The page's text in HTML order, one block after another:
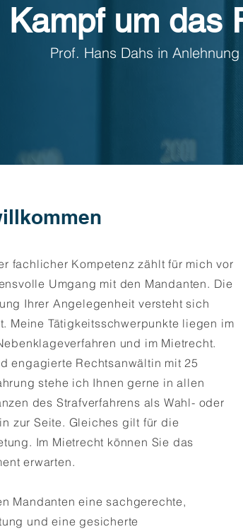
Kampf um das
Prof. Hans Dahs in
fachlicher Kompetenz zählt für mich vor
Umgang mit den Mandanten. Die
Ihrer Angelegenheit versteht sich
Meine Tätigkeitsschwerpunkte liegen im
und im Mietrecht.
engagierte Rechtsanwältin mit 25
stehe ich Ihnen gerne in allen
des Strafverfahrens als Wahl- oder
zur Seite. Gleiches gilt für die
Im Mietrecht können Sie das
erwarten.
Mandanten eine sachgerechte,
und eine gesicherte